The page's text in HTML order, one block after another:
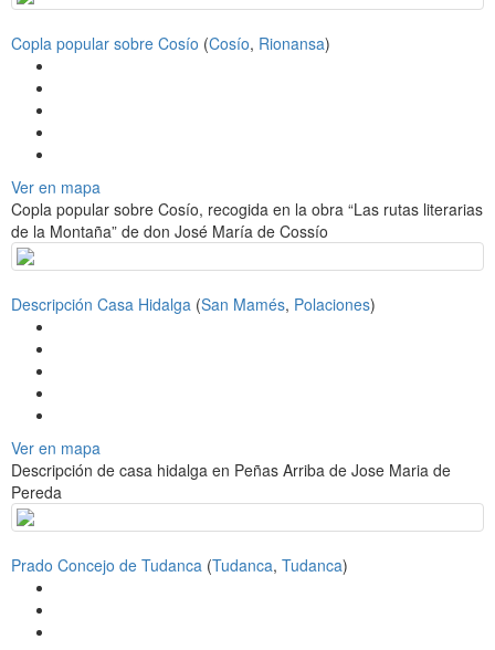
Copla popular sobre Cosío (Cosío, Rionansa)
Ver en mapa
Copla popular sobre Cosío, recogida en la obra “Las rutas literarias
de la Montaña” de don José María de Cossío
Descripción Casa Hidalga (San Mamés, Polaciones)
Ver en mapa
Descripción de casa hidalga en Peñas Arriba de Jose Maria de
Pereda
Prado Concejo de Tudanca (Tudanca, Tudanca)